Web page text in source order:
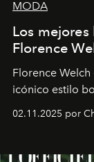
MODA
Los
Florence
Florence
icónico estilo
02.11.2025 por